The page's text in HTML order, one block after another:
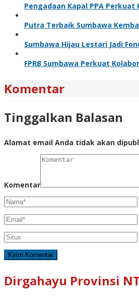
Pengadaan Kapal PPA
Putra Terbaik Sumbawa
Sumbawa Hijau Lestari Jadi
FPRB Sumbawa Perkuat
Komentar
Tinggalkan Balasan
Alamat email Anda tidak akan
Komentar
Dirgahayu Provinsi